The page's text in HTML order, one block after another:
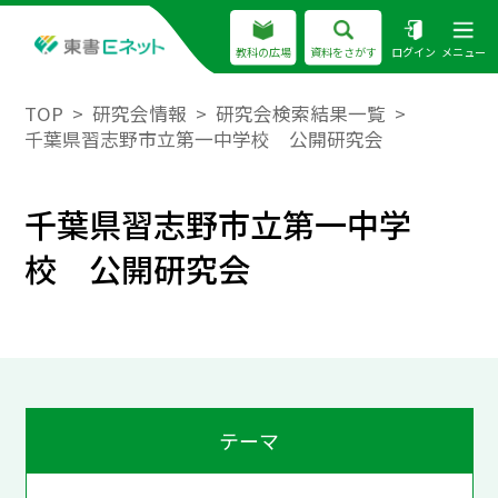
教科の広場 資料をさがす ログイン メニュー
TOP 研究会情報
研究会検索結果一覧
千葉県習志野市立第一中学校 公開研究会
千葉県習志野市立第一中学
校 公開研究会
テーマ